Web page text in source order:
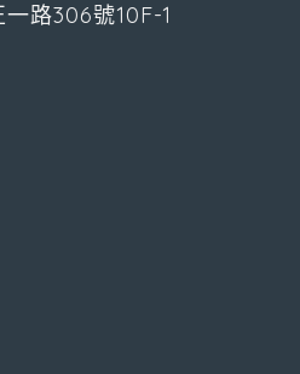
路306號10F-1